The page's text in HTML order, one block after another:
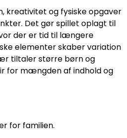
kreativitet og fysiske opgaver
Det gør spillet oplagt til
der er tid til længere
elementer skaber variation
tiltaler større børn og
for mængden af indhold og
for familien.